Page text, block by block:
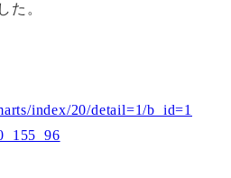
た。
index/20/detail=1/b_id=1